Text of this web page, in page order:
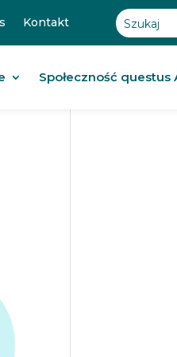
Kontakt
Społeczność questus